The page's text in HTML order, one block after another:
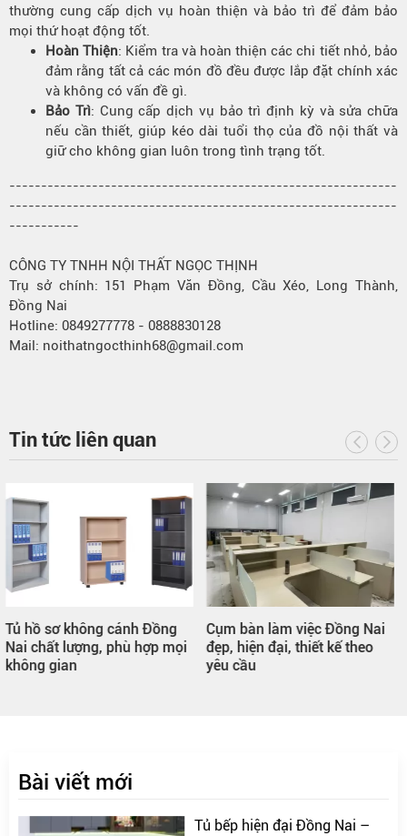
thường cung cấp dịch vụ hoàn thiện và bảo trì để đảm bảo
mọi thứ hoạt động tốt.
Hoàn Thiện: Kiểm tra và hoàn thiện các chi tiết nhỏ, bảo
đảm rằng tất cả các món đồ đều được lắp đặt chính xác
và không có vấn đề gì.
Bảo Trì: Cung cấp dịch vụ bảo trì định kỳ và sửa chữa
nếu cần thiết, giúp kéo dài tuổi thọ của đồ nội thất và
giữ cho không gian luôn trong tình trạng tốt.
-------------------------------------------------------------
-------------------------------------------------------------
-----------
CÔNG TY TNHH NỘI THẤT NGỌC THỊNH
Trụ sở chính: 151 Phạm Văn Đồng, Cầu Xéo, Long Thành,
Đồng Nai
Hotline: 0849277778 - 0888830128
Mail: noithatngocthinh68@gmail.com
Tin tức liên quan
Cụm bàn làm việc Đồng Nai
đẹp, hiện đại, thiết kế theo
yêu cầu
Vách ngăn phòng khách
Đồng Nai – Điểm nhấn sang
trọng cho ngôi nhà
Bài viết mới
Tủ bếp hiện đại Đồng Nai –